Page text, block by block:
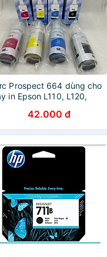
Prospect 664 dùng cho
in Epson L110, L120,
L650, L655, L1300
lượng 70ml - Hàng
hãng
42.000 đ